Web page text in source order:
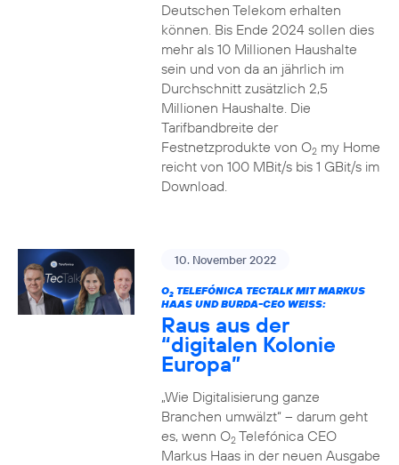
Deutschen Telekom erhalten
können. Bis Ende 2024 sollen dies
mehr als 10 Millionen Haushalte
sein und von da an jährlich im
Durchschnitt zusätzlich 2,5
Millionen Haushalte. Die
Tarifbandbreite der
Festnetzprodukte von O2my Home
reicht von 100 MBit/s bis 1 GBit/s im
Download.
10. November 2022
O2TELEFÓNICA TECTALK MIT MARKUS
HAAS UND BURDA-CEO WEISS:
Raus aus der
“digitalen Kolonie
Europa”
„Wie Digitalisierung ganze
Branchen umwälzt“ – darum geht
es, wenn O2Telefónica CEO
Markus Haas in der neuen Ausgabe